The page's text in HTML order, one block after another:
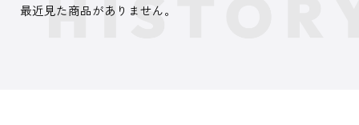
最近見た商品がありません。